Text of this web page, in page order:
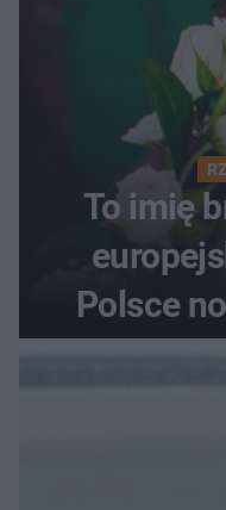
To imię
Polsce